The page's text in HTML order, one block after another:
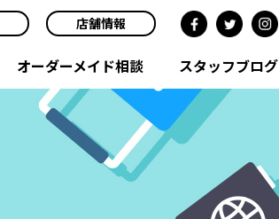
店舗情報
オーダーメイド相談 スタッフブログ